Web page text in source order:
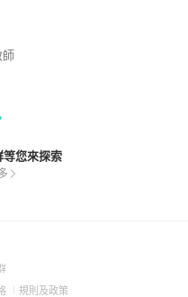
師
等您來探索
(Open
(Open
規則及政策(Open